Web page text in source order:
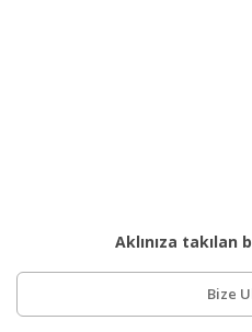
Aklınıza takılan
Bize